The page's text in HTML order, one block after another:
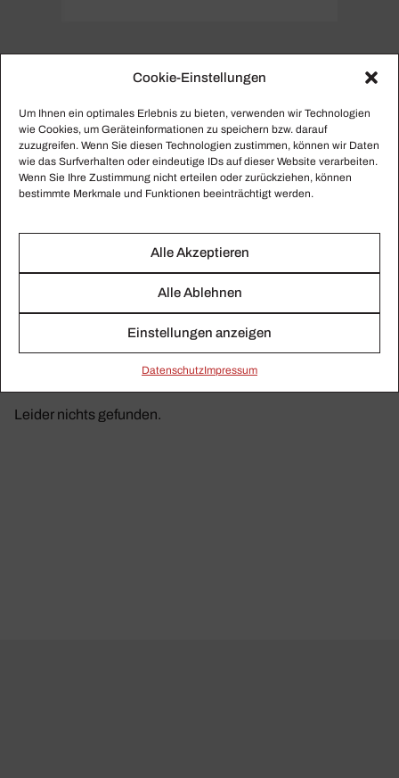
Cookie-Einstellungen
Um Ihnen ein optimales Erlebnis zu bieten, verwenden wir Technologien
wie Cookies, um Geräteinformationen zu speichern bzw. darauf
zuzugreifen. Wenn Sie diesen Technologien zustimmen, können wir Daten
wie das Surfverhalten oder eindeutige IDs auf dieser Website verarbeiten.
Wenn Sie Ihre Zustimmung nicht erteilen oder zurückziehen, können
bestimmte Merkmale und Funktionen beeinträchtigt werden.
Alle Akzeptieren
Alle Ablehnen
Einstellungen anzeigen
Daten­schutzImpressum
Florence Foster Jenkins
Hier finden Sie alle gesammelten Beiträge zu Florence
Foster Jenkins.
Leider nichts gefunden.